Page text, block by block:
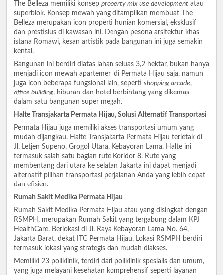
The Belleza memiliki konsep property mix use development atau
superblok. Konsep mewah yang ditampilkan membuat The
Belleza merupakan icon properti hunian komersial, eksklusif
dan prestisius di kawasan ini. Dengan pesona arsitektur khas
istana Romawi, kesan artistik pada bangunan ini juga semakin
kental.
Bangunan ini berdiri diatas lahan seluas 3,2 hektar, bukan hanya
menjadi icon mewah apartemen di Permata Hijau saja, namun
juga icon beberapa fungsional lain, seperti shopping arcade,
office building, hiburan dan hotel berbintang yang dikemas
dalam satu bangunan super megah.
Halte Transjakarta Permata Hijau, Solusi Alternatif Transportasi
Permata Hijau juga memiliki akses transportasi umum yang
mudah dijangkau. Halte Transjakarta Permata Hijau terletak di
Jl. Letjen Supeno, Grogol Utara, Kebayoran Lama. Halte ini
termasuk salah satu bagian rute Koridor 8. Rute yang
membentang dari utara ke selatan Jakarta ini dapat menjadi
alternatif pilihan transportasi perjalanan Anda yang lebih cepat
dan efisien.
Rumah Sakit Medika Permata Hijau
Rumah Sakit Medika Permata Hijau atau yang disingkat dengan
RSMPH, merupakan Rumah Sakit yang tergabung dalam KPJ
HealthCare. Berlokasi di Jl. Raya Kebayoran Lama No. 64,
Jakarta Barat, dekat ITC Permata Hijau. Lokasi RSMPH berdiri
termasuk lokasi yang strategis dan mudah diakses.
Memiliki 23 poliklinik, terdiri dari poliklinik spesialis dan umum,
yang juga melayani kesehatan komprehensif seperti layanan